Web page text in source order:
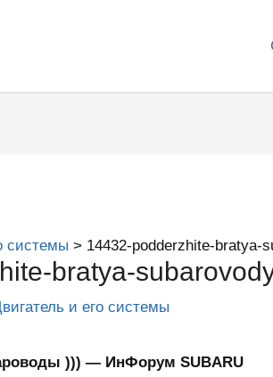
системы 14432-podderzhite-bratya-
bratya-
и его системы
))) — ИнФорум SUBARU